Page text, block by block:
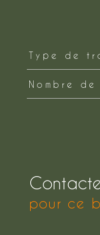
Type de
Nombre de
pour ce